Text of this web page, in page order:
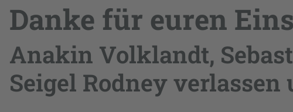
Danke für euren
Anakin Volklandt,
Seigel Rodney verlassen